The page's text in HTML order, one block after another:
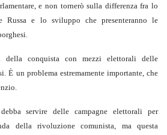
e non tornerò sulla differenza fra lo
Russa e lo sviluppo che presenteranno le
della conquista con mezzi elettorali delle
È un problema estremamente importante, che
servire delle campagne elettorali per
della rivoluzione comunista, ma questa